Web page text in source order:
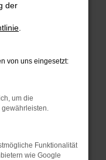
trotz
guten Eindruck was
der
von uns eingesetzt:
um die
gewährleisten.
Funktionalität
wie Google